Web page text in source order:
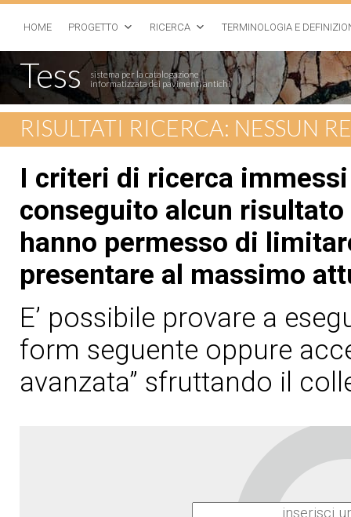
HOME PROGETTO RICERCA TERMINOLOGIA E
Tess
sistema per la catalogazione
informatizzata dei pavimenti antichi
RISULTATI RICERCA: NESSUN
I criteri di ricerca
conseguito alcun
hanno permesso di
presentare al massimo
E’ possibile provare a
form seguente oppure
avanzata” sfruttando il